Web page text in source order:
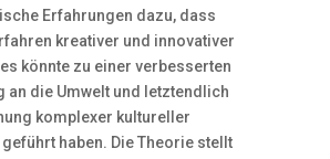
Erfahrungen dazu, dass
kreativer und innovativer
könnte zu einer verbesserten
an die Umwelt und letztendlich
komplexer kultureller
haben. Die Theorie stellt